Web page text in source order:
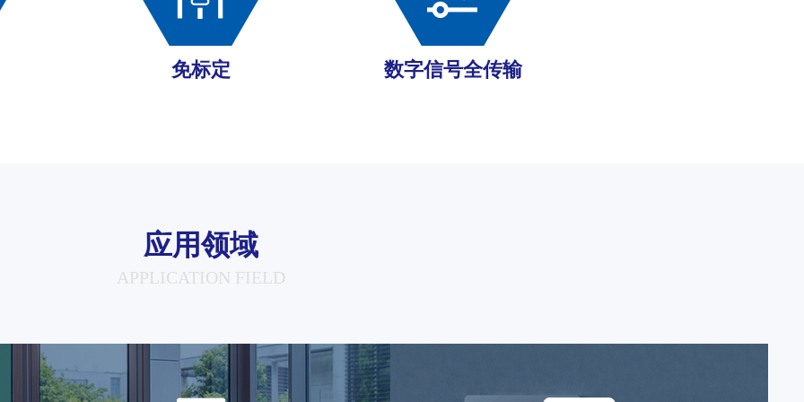
免标定 数字信号全传输
应用领域
APPLICATION FIELD